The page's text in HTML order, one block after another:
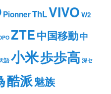
PionnerThLVIVO W2
ZTE中国移動中
語 小米歩歩高 深セ
酷派魅族